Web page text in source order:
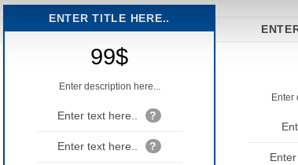
ENTER TITLE HERE..
99$
Enter description here...
Enter text here.. ?
Enter text here.. ?
Enter
Enter